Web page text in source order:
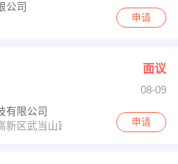
公司
申请
面议
08-09
有限公司
新区武当山路鹏泉工业园17号
申请